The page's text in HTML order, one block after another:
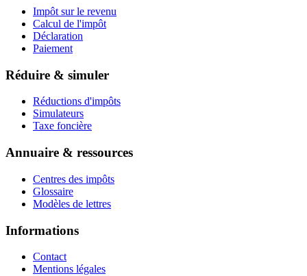
Impôt sur le revenu
Calcul de l'impôt
Déclaration
Paiement
Réduire & simuler
Réductions d'impôts
Simulateurs
Taxe foncière
Annuaire & ressources
Centres des impôts
Glossaire
Modèles de lettres
Informations
Contact
Mentions légales